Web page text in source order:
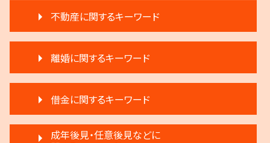
遺言 執行 流れ
執行人 遺言 相続
遺言 執行 期限
生前贈与 弁護士
相続 分割協議書
遺言 執行 いつ
生前贈与 分割
生前贈与 注意
遺産分割 第三者
不動産に関するキーワード
再開発 立ち退き
家賃 滞納 分割 支払い
不動産売買契約 注意点
家賃 滞納 延滞料
不動産 明け渡し 調停
不動産 明け渡し 強制執行
離婚に関するキーワード
離婚 慰謝料
調停離婚 流れ
離婚 新しい戸籍
借金に関するキーワード
任意整理 銀行
成年後見・任意後見などに